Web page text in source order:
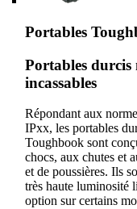
Portables
Portables durcis
incassables
Répondant aux
IPxx, les portables
Toughbook sont
chocs, aux chutes et
et de poussières. Ils
très haute luminosité
option sur certains